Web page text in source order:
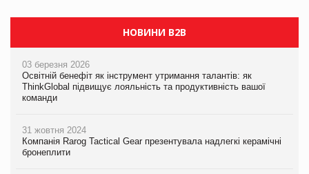
НОВИНИ B2B
03 березня 2026
Освітній бенефіт як інструмент утримання талантів: як
ThinkGlobal підвищує лояльність та продуктивність вашої
команди
31 жовтня 2024
Компанія Rarog Tactical Gear презентувала надлегкі керамічні
бронеплити